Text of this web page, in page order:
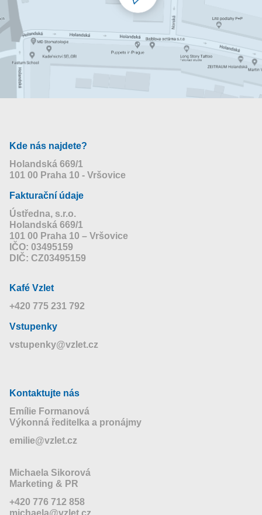
Kde nás najdete?
Holandská 669/1
101 00 Praha 10 - Vršovice
Fakturační údaje
Ústředna, s.r.o.
Holandská 669/1
101 00 Praha 10 – Vršovice
IČO: 03495159
DIČ: CZ03495159
Kafé Vzlet
+420 775 231 792
Vstupenky
vstupenky@vzlet.cz
Kontaktujte nás
Emílie Formanová
Výkonná ředitelka a pronájmy
emilie@vzlet.cz
Michaela Sikorová
Marketing & PR
+420 776 712 858